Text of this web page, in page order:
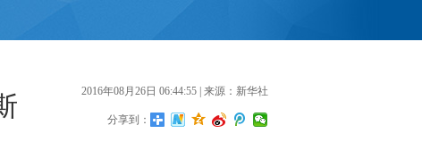
2016年08月26日 06:44:55 | 来源：新华社
分享到：